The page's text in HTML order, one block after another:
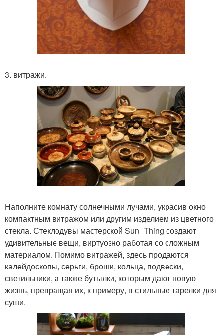
3. витражи.
Наполните комнату солнечными лучами, украсив окно
компактным витражом или другим изделием из цветного
стекла. Стеклодувы мастерской Sun_Thing создают
удивительные вещи, виртуозно работая со сложным
материалом. Помимо витражей, здесь продаются
калейдоскопы, серьги, броши, кольца, подвески,
светильники, а также бутылки, которым дают новую
жизнь, превращая их, к примеру, в стильные тарелки для
суши.